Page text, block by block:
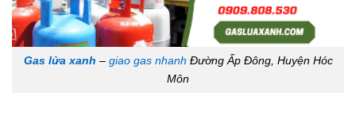
Gas lửa xanh – giao gas nhanh Đường Ấp Đông, Huyện Hóc
Môn